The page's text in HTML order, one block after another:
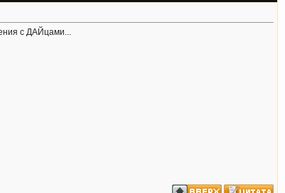
с ДАЙцами...